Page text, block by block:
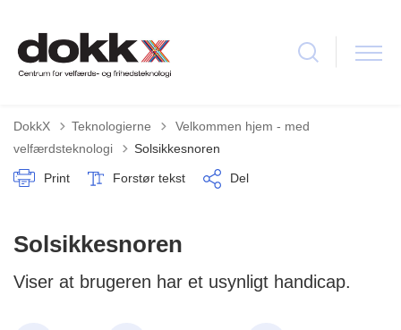
DokkX Teknologierne Tilbage til
Velkommen hjem - med
velfærdsteknologi
Solsikkesnoren
Print Forstør tekst Del
Solsikkesnoren
Viser at brugeren har et usynligt handicap.